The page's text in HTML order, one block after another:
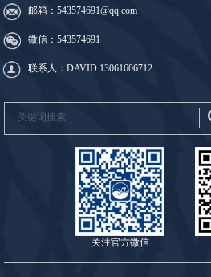
邮箱：543574691@qq.com
微信：543574691
联系人：DAVID 13061606712
关注官方微信